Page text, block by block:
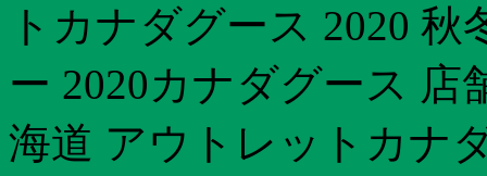
トカナダグース 2020
ー 2020カナダグース 店
海道 アウトレットカナ